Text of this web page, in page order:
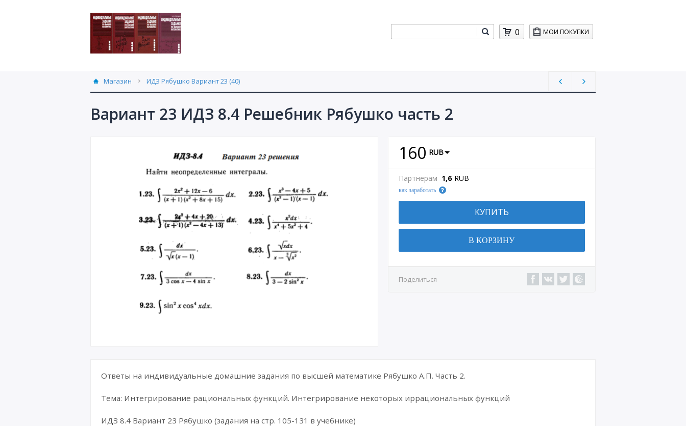
МОИ ПОКУПКИ
0
Магазин ИДЗ Рябушко Вариант 23 (40)
Вариант 23 ИДЗ 8.4 Решебник Рябушко часть 2
160 RUB
Партнерам 1,6 RUB
как заработать
КУПИТЬ
В КОРЗИНУ
Поделиться
Ответы на индивидуальные домашние задания по высшей математике Рябушко А.П. Часть 2.
Тема: Интегрирование рациональных функций. Интегрирование некоторых иррациональных функций
ИДЗ 8.4 Вариант 23 Рябушко (задания на стр. 105-131 в учебнике)